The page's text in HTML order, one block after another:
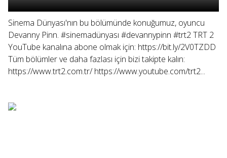
Sinema Dünyası'nın bu bölümünde konuğumuz, oyuncu
Devanny Pinn. #sinemadünyası #devannypinn #trt2 TRT 2
YouTube kanalına abone olmak için: https://bit.ly/2V0TZDD
Tüm bölümler ve daha fazlası için bizi takipte kalın:
https://www.trt2.com.tr/ https://www.youtube.com/trt2...